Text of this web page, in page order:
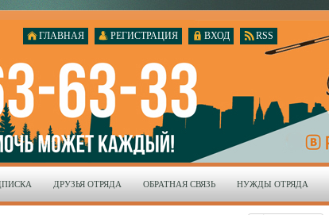
RSS
ВХОД
РЕГИСТРАЦИЯ
ГЛАВНАЯ
ДРУЗЬЯ ОТРЯДА ОБРАТНАЯ СВЯЗЬ НУЖДЫ ОТРЯДА